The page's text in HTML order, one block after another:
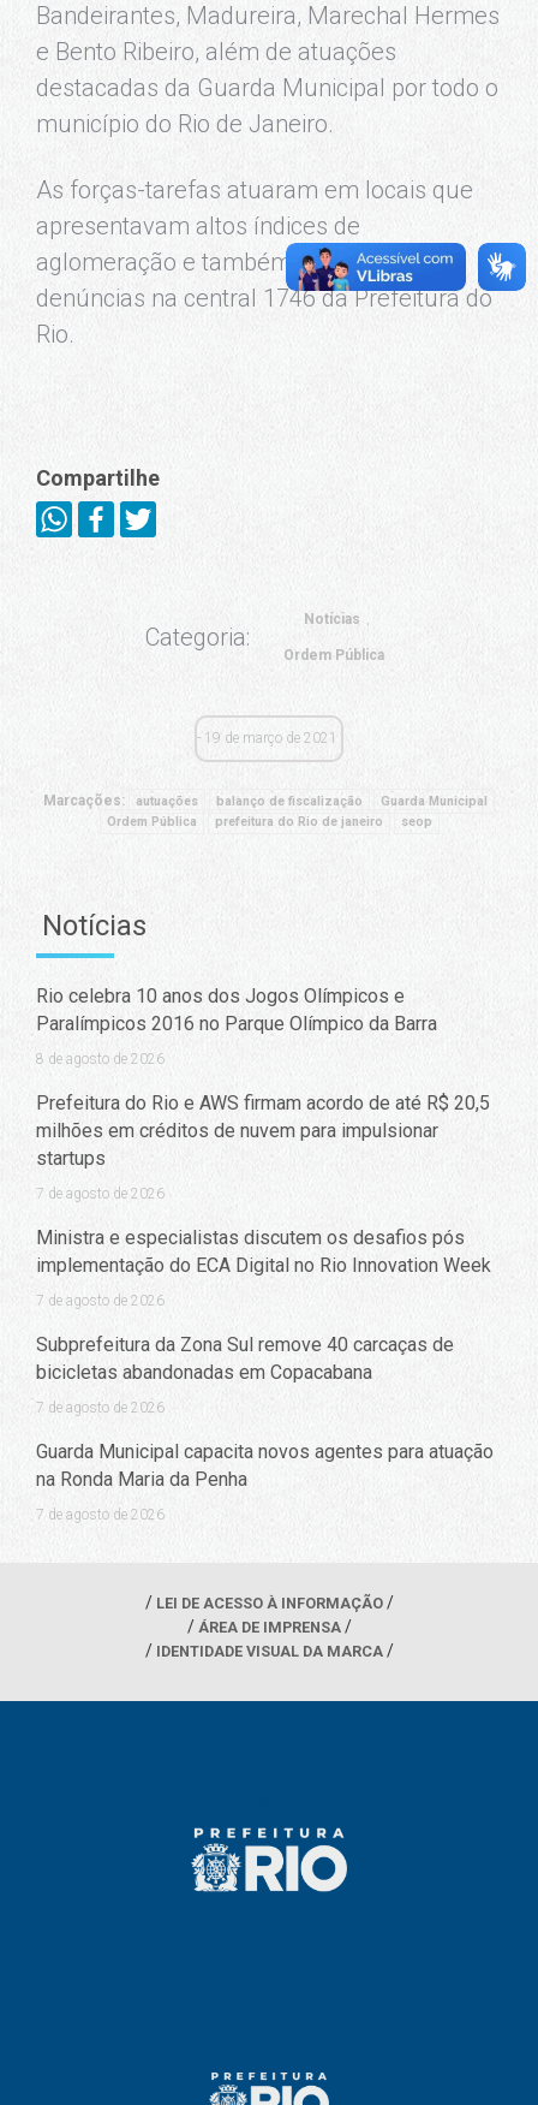
Bandeirantes, Madureira, Marechal Hermes
e Bento Ribeiro, além de atuações
destacadas da Guarda Municipal por todo o
município do Rio de Janeiro.
As forças-tarefas atuaram em locais que
apresentavam altos índices de
aglomeração e também registros de
denúncias na central 1746 da Prefeitura do
Rio.
Compartilhe
Categoria:
Notícias
Ordem Pública
19 de março de 2021
Marcações: autuações balanço de fiscalização
Guarda Municipal
Ordem Pública
prefeitura do Rio de janeiro seop
Notícias
Rio celebra 10 anos dos Jogos Olímpicos e
Paralímpicos 2016 no Parque Olímpico da Barra
8 de agosto de 2026
Prefeitura do Rio e AWS firmam acordo de até R$ 20,5
milhões em créditos de nuvem para impulsionar
startups
7 de agosto de 2026
Ministra e especialistas discutem os desafios pós
implementação do ECA Digital no Rio Innovation Week
7 de agosto de 2026
Subprefeitura da Zona Sul remove 40 carcaças de
bicicletas abandonadas em Copacabana
7 de agosto de 2026
Guarda Municipal capacita novos agentes para atuação
na Ronda Maria da Penha
7 de agosto de 2026
LEI DE ACESSO À INFORMAÇÃO
ÁREA DE IMPRENSA
IDENTIDADE VISUAL DA MARCA